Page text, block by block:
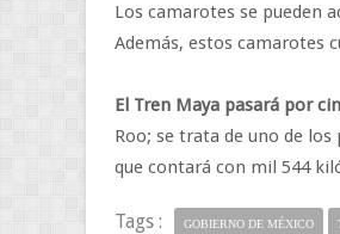
Los camarotes se pueden
Además, estos camarotes
El Tren Maya pasará por
Roo; se trata de uno de
que contará con mil 544
Tags : GOBIERNO DE MÉXICO